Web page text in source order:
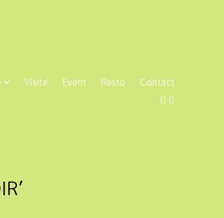
Visite Event Resto Contact